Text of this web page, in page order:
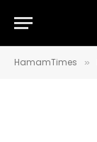
HamamTimes »